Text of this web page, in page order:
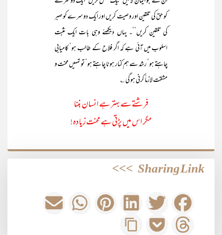
کو حق کی تلقین اور وصیت کریں اور ایک دوسرے کو صبر
کی تلقین کریں‘‘۔ یہاں دیکھئے وہی بات ایک مثبت
اسلوب میں آئی ہے کہ اگر فلاح کے طالب ہو‘ کامیابی
چاہتے ہو‘ رشد سے ہم کنار ہونا چاہتے ہو‘ تو تمہیں محنت و
مشقت لازماً کرنی ہو گی ؎
فرشتے سے بہتر ہے انسان بننا
مگر اس میں پڑتی ہے محنت زیادہ!
Sharing Link
>>>